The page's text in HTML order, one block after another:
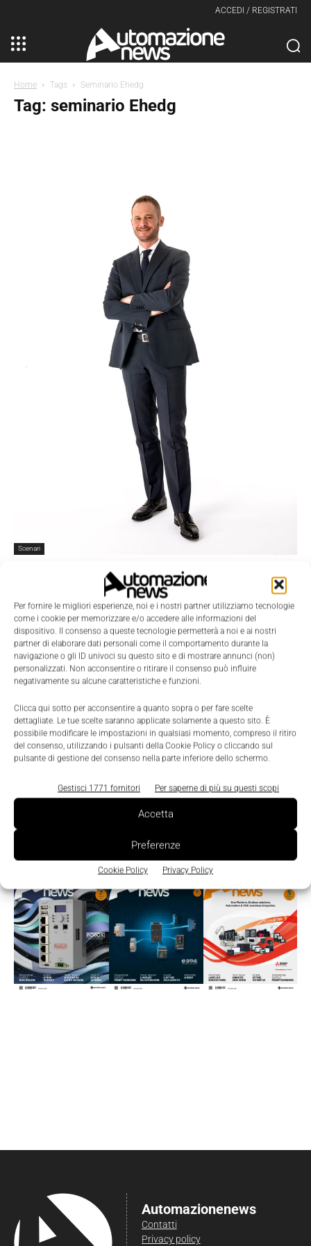
Per fornire le migliori esperienze, noi e i nostri partner utilizziamo tecnologie
come i cookie per memorizzare e/o accedere alle informazioni del
dispositivo. Il consenso a queste tecnologie permetterà a noi e ai nostri
partner di elaborare dati personali come il comportamento durante la
navigazione o gli ID univoci su questo sito e di mostrare annunci (non)
personalizzati. Non acconsentire o ritirare il consenso può influire
negativamente su alcune caratteristiche e funzioni.
Clicca qui sotto per acconsentire a quanto sopra o per fare scelte
dettagliate. Le tue scelte saranno applicate solamente a questo sito. È
possibile modificare le impostazioni in qualsiasi momento, compreso il ritiro
del consenso, utilizzando i pulsanti della Cookie Policy o cliccando sul
pulsante di gestione del consenso nella parte inferiore dello schermo.
Gestisci 1771 fornitori Per saperne di più su questi scopi
Accetta
Preferenze
Cookie Policy Privacy Policy
ACCEDI / REGISTRATI
Home Tags Seminario Ehedg
Tag: seminario Ehedg
Scenari
Interroll sostiene il seminario Ehedg 2019
22 Ottobre 2019
Automazionenews
Contatti
Privacy policy